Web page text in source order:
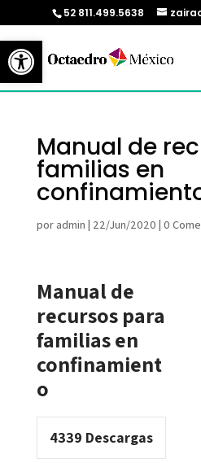
Abrir barra de herramientas
52 811.499.5638
Manual de
familias en
por admin | 22/Jun/2020 | 0
Manual de
recursos para
familias en
confinamient
o
4339 Descargas